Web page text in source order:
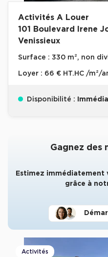
Activités A Louer
101 Boulevard Irene
Venissieux
Surface : 330 m², non
Loyer : 66 € HT.HC /m²/
Disponibilité :
Gagnez des
Estimez immédiatement
grâce à
Activités